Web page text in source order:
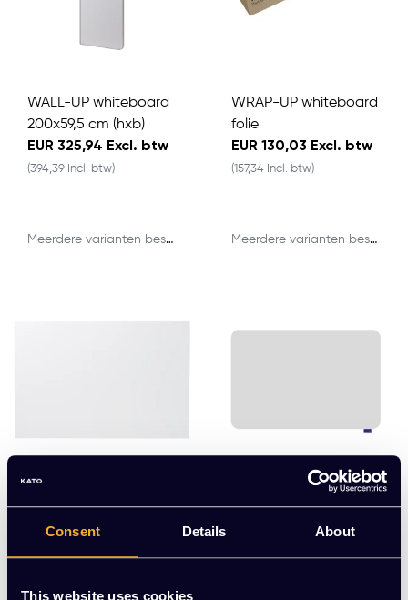
Consent Details About
This website uses cookies
WALL-UP whiteboard
200x59,5 cm (hxb)
EUR 325,94 Excl. btw
(394,39 Incl. btw)
Meerdere varianten beschikbaar
WRAP-UP whiteboard
folie
EUR 130,03 Excl. btw
(157,34 Incl. btw)
Meerdere varianten beschikbaar
EUR 83,36 Excl. btw
EUR 156,46 Excl. btw